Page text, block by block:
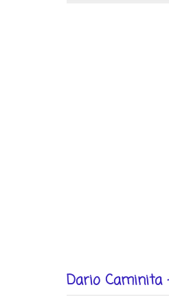
Dario Caminita